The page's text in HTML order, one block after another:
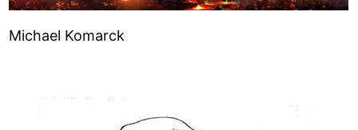
Michael Komarck